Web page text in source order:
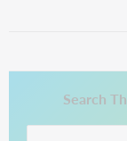
Search
This link opens